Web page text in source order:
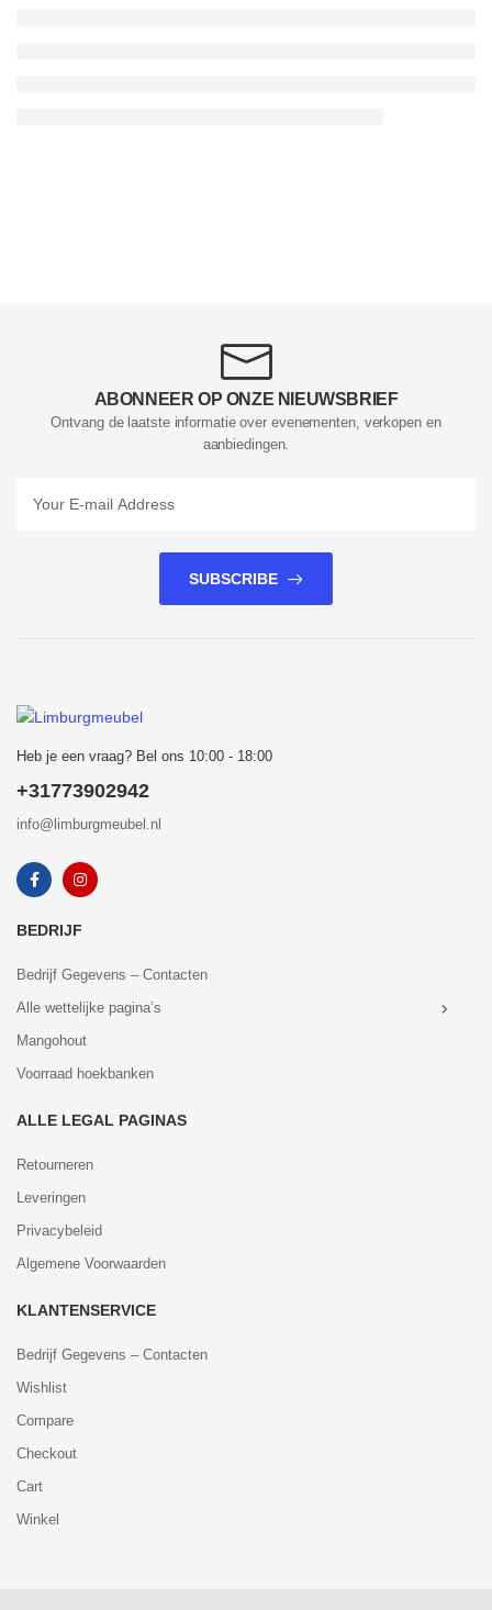
ABONNEER OP ONZE NIEUWSBRIEF
Ontvang de laatste informatie over evenementen, verkopen en
aanbiedingen.
SUBSCRIBE
Heb je een vraag? Bel ons 10:00 - 18:00
+31773902942
info@limburgmeubel.nl
BEDRIJF
Bedrijf Gegevens – Contacten
Alle wettelijke pagina’s
Mangohout
Voorraad hoekbanken
ALLE LEGAL PAGINAS
Retourneren
Leveringen
Privacybeleid
Algemene Voorwaarden
KLANTENSERVICE
Bedrijf Gegevens – Contacten
Wishlist
Compare
Checkout
Cart
Winkel